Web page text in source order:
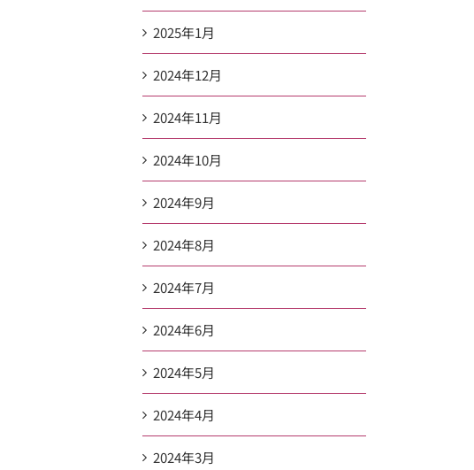
2025年1月
2024年12月
2024年11月
2024年10月
2024年9月
2024年8月
2024年7月
2024年6月
2024年5月
2024年4月
2024年3月